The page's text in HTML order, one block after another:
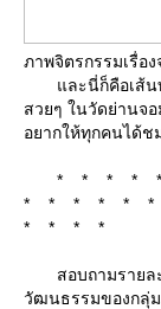
ภาพจิตรกรรมเรื่อ
ละนี่ก็คือเส้นทา
สวยๆ ในวัดย่านจ
อยากให้ทุกคนได้
* * * * *
* * * * *
* * * *
สอบถามรายละ
วัฒนธรรมของกลุ่ม